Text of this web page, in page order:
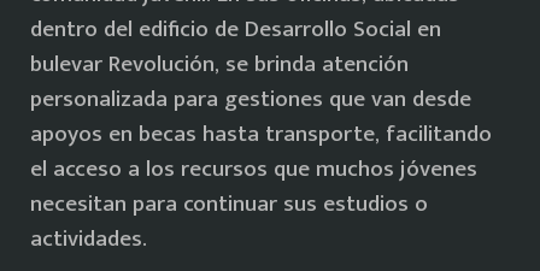
dentro del edificio de Desarrollo Social en
bulevar Revolución, se brinda atención
personalizada para gestiones que van desde
apoyos en becas hasta transporte, facilitando
el acceso a los recursos que muchos jóvenes
necesitan para continuar sus estudios o
actividades.